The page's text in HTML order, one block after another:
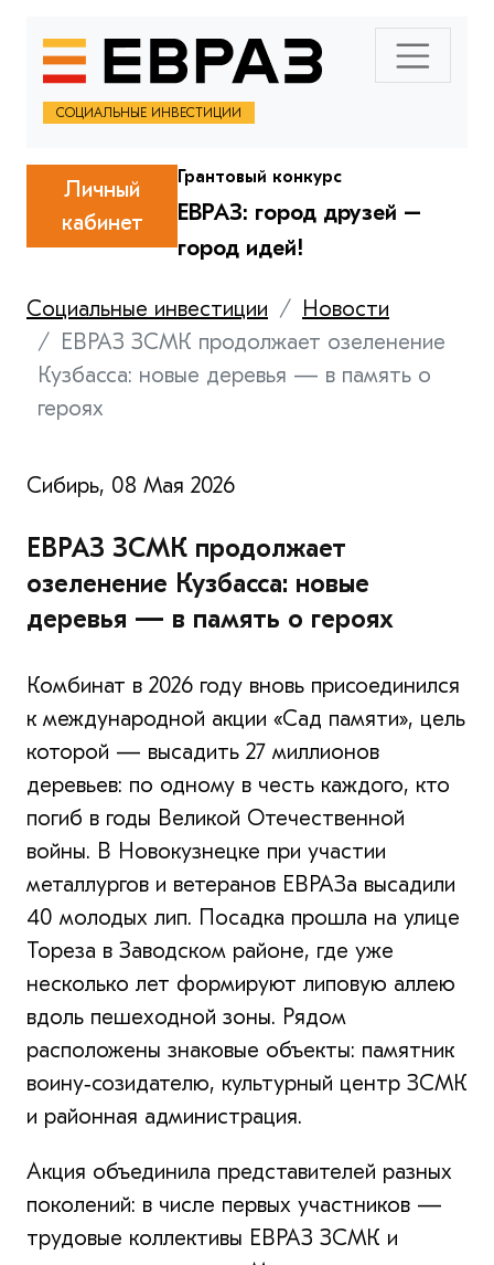
СОЦИАЛЬНЫЕ ИНВЕСТИЦИИ
Личный
кабинет
Грантовый конкурс
ЕВРАЗ: город друзей –
город идей!
Социальные инвестиции
Новости
ЕВРАЗ ЗСМК продолжает озеленение
Кузбасса: новые деревья — в память о
героях
Сибирь, 08 Мая 2026
ЕВРАЗ ЗСМК продолжает
озеленение Кузбасса: новые
деревья — в память о героях
Комбинат в 2026 году вновь присоединился
к международной акции «Сад памяти», цель
которой — высадить 27 миллионов
деревьев: по одному в честь каждого, кто
погиб в годы Великой Отечественной
войны. В Новокузнецке при участии
металлургов и ветеранов ЕВРАЗа высадили
40 молодых лип. Посадка прошла на улице
Тореза в Заводском районе, где уже
несколько лет формируют липовую аллею
вдоль пешеходной зоны. Рядом
расположены знаковые объекты: памятник
воину‑созидателю, культурный центр ЗСМК
и районная администрация.
Акция объединила представителей разных
поколений: в числе первых участников —
трудовые коллективы ЕВРАЗ ЗСМК и